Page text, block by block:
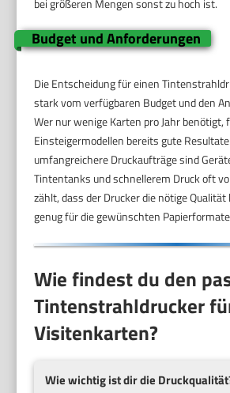
bei größeren Mengen sonst zu hoch ist.
Budget und Anforderungen
Die Entscheidung für einen
stark vom verfügbaren Budget und den
Wer nur wenige Karten pro Jahr
Einsteigermodellen bereits gute
umfangreichere Druckaufträge sind
Tintentanks und schnellerem Druck oft
zählt, dass der Drucker die nötige
genug für die gewünschten
Wie findest du den
Tintenstrahldrucker
Visitenkarten?
Wie wichtig ist dir die